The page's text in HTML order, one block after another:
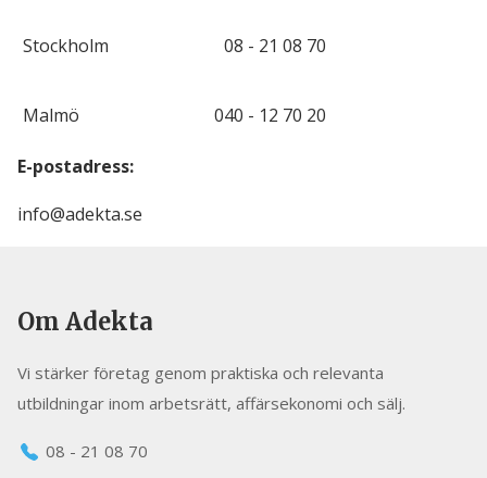
Stockholm 08 - 21 08 70
Malmö 040 - 12 70 20
E-postadress:
info@adekta.se
Om Adekta
Vi stärker företag genom praktiska och relevanta
utbildningar inom arbetsrätt, affärsekonomi och sälj.
08 - 21 08 70